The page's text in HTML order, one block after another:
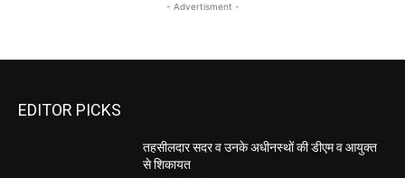
- Advertisment -
EDITOR PICKS
तहसीलदार सदर व उनके अधीनस्थों की डीएम व आयुक्त
से शिकायत